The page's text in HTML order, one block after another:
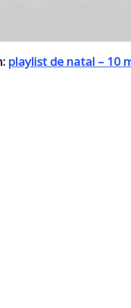
playlist de natal – 10